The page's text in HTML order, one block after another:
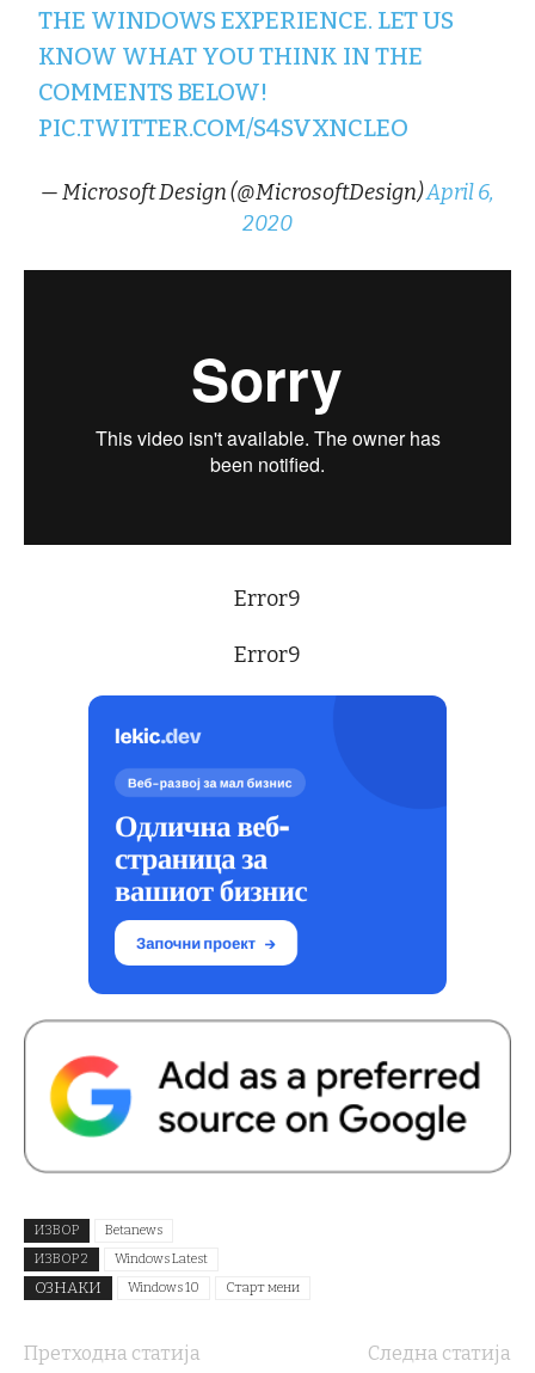
THE WINDOWS EXPERIENCE. LET US
KNOW WHAT YOU THINK IN THE
COMMENTS BELOW!
PIC.TWITTER.COM/S4SVXNCLEO
— Microsoft Design (@MicrosoftDesign)April 6,
2020
Error9
Error9
ИЗВОР
Betanews
ИЗВОР 2
Windows Latest
ОЗНАКИ Windows 10 Старт мени
Претходна статија
Следна статија